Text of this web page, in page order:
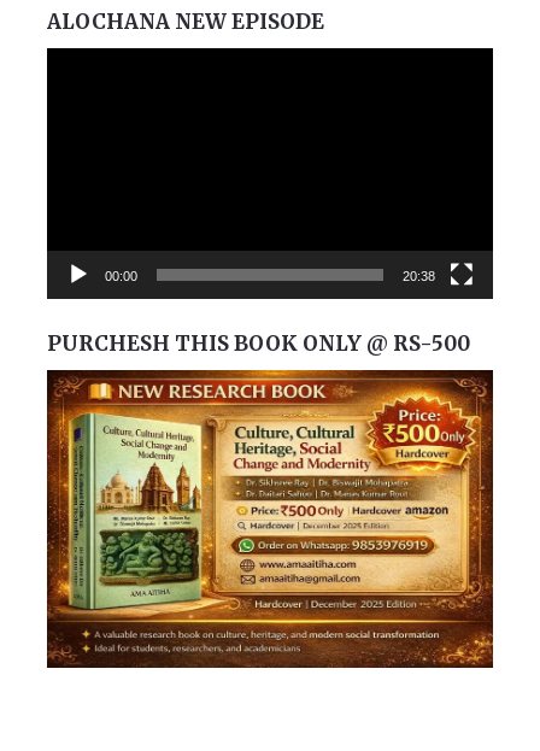
ALOCHANA NEW EPISODE
00:00 20:38
PURCHESH THIS BOOK ONLY @ RS-500